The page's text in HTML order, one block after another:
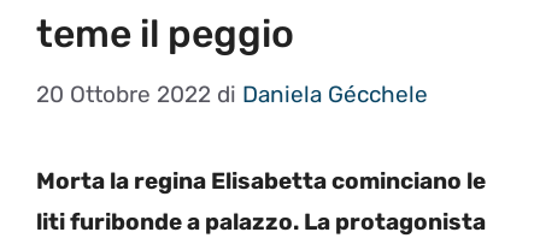
teme il peggio
20 Ottobre 2022 di Daniela Gécchele
Morta la regina Elisabetta cominciano le
liti furibonde a palazzo. La protagonista